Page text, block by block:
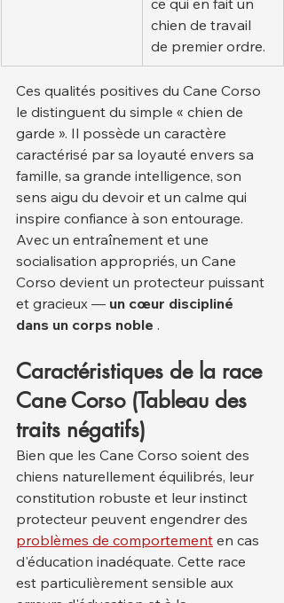
ce qui en fait un
chien de travail
de premier ordre.
Ces qualités positives du Cane Corso
le distinguent du simple « chien de
garde ». Il possède un caractère
caractérisé par sa loyauté envers sa
famille, sa grande intelligence, son
sens aigu du devoir et un calme qui
inspire confiance à son entourage.
Avec un entraînement et une
socialisation appropriés, un Cane
Corso devient un protecteur puissant
et gracieux — un cœur discipliné
dans un corps noble .
Caractéristiques de la race
Cane Corso (Tableau des
traits négatifs)
Bien que les Cane Corso soient des
chiens naturellement équilibrés, leur
constitution robuste et leur instinct
protecteur peuvent engendrer des
problèmes de comportement en cas
d'éducation inadéquate. Cette race
est particulièrement sensible aux